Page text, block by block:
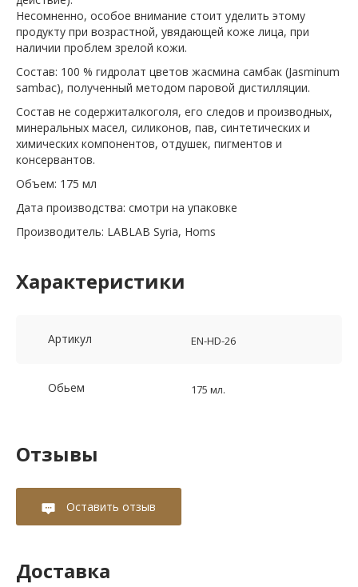
Несомненно, особое внимание стоит уделить этому
продукту при возрастной, увядающей коже лица, при
наличии проблем зрелой кожи.
Состав: 100 % гидролат цветов жасмина самбак (Jasminum
sambac), полученный методом паровой дистилляции.
Состав не содержиталкоголя, его следов и производных,
минеральных масел, силиконов, пав, синтетических и
химических компонентов, отдушек, пигментов и
консервантов.
Объем: 175 мл
Дата производства: смотри на упаковке
Производитель: LABLAB Syria, Homs
Характеристики
Артикул EN-HD-26
Обьем 175 мл.
Отзывы
Оставить отзыв
Доставка